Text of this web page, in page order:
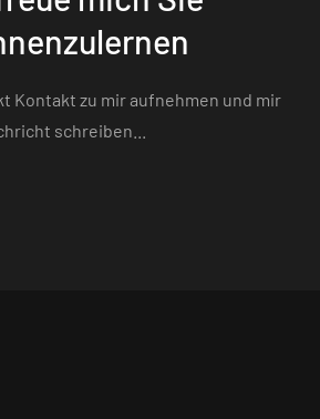
Kontakt zu mir aufnehmen und mir
schreiben...